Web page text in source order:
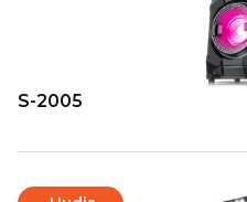
S-2005